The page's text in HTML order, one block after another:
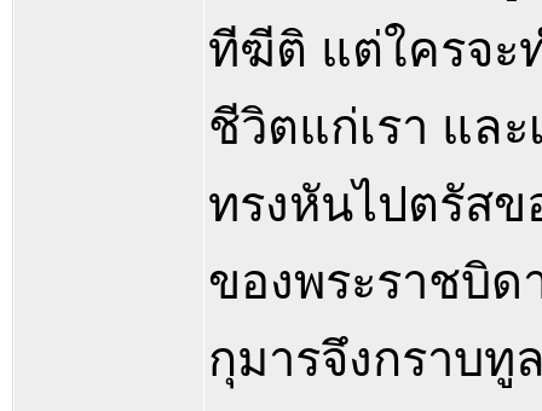
ทีฆีติ แต่ใครจะ
ชีวิตแก่เรา แล
ทรงหันไปตรัสข
ของพระราชบิด
กุมารจึงกราบทู